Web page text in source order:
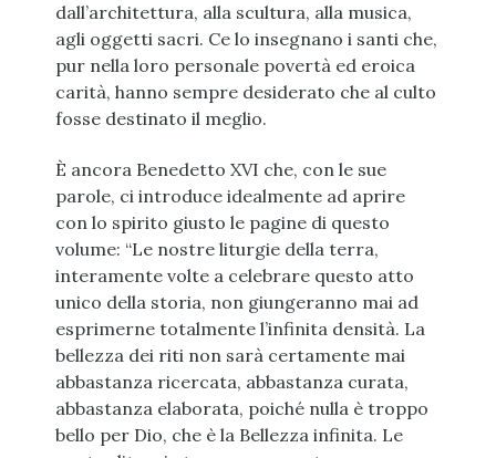
dall’architettura, alla scultura, alla musica,
agli oggetti sacri. Ce lo insegnano i santi che,
pur nella loro personale povertà ed eroica
carità, hanno sempre desiderato che al culto
fosse destinato il meglio.
È ancora Benedetto XVI che, con le sue
parole, ci introduce idealmente ad aprire
con lo spirito giusto le pagine di questo
volume: “Le nostre liturgie della terra,
interamente volte a celebrare questo atto
unico della storia, non giungeranno mai ad
esprimerne totalmente l’infinita densità. La
bellezza dei riti non sarà certamente mai
abbastanza ricercata, abbastanza curata,
abbastanza elaborata, poiché nulla è troppo
bello per Dio, che è la Bellezza infinita. Le